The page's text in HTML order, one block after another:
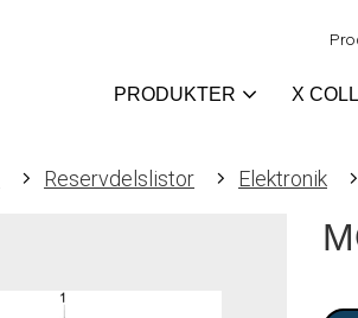
PRODUKTER X
Reservdelslistor Elektronik